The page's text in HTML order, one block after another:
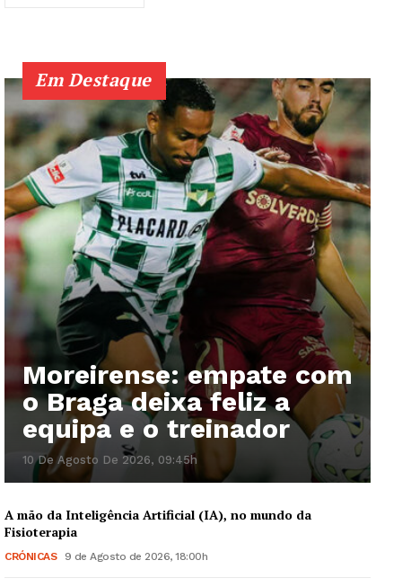
Em Destaque
Moreirense: empate com
o Braga deixa feliz a
equipa e o treinador
10 De Agosto De 2026, 09:45h
A mão da Inteligência Artificial (IA), no mundo da
Fisioterapia
CRÓNICAS 9 de Agosto de 2026, 18:00h